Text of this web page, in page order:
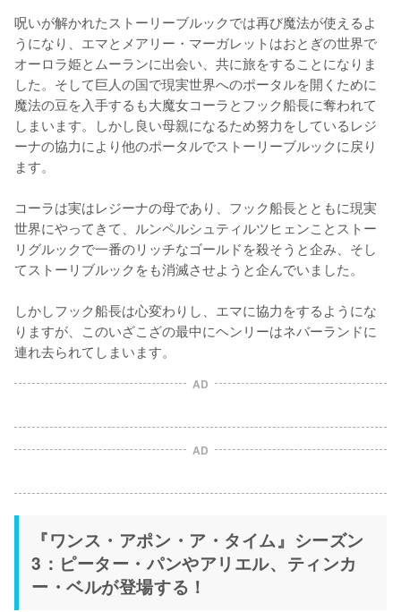
呪いが解かれたストーリーブルックでは再び魔法が使えるよ
うになり、エマとメアリー・マーガレットはおとぎの世界で
オーロラ姫とムーランに出会い、共に旅をすることになりま
した。そして巨人の国で現実世界へのポータルを開くために
魔法の豆を入手するも大魔女コーラとフック船長に奪われて
しまいます。しかし良い母親になるため努力をしているレジ
ーナの協力により他のポータルでストーリーブルックに戻り
ます。
コーラは実はレジーナの母であり、フック船長とともに現実
世界にやってきて、ルンペルシュティルツヒェンことストー
リグルックで一番のリッチなゴールドを殺そうと企み、そし
てストーリブルックをも消滅させようと企んでいました。
しかしフック船長は心変わりし、エマに協力をするようにな
りますが、このいざこざの最中にヘンリーはネバーランドに
AD
AD
『ワンス・アポン・ア・タイム』シーズン
3：ピーター・パンやアリエル、ティンカ
ー・ベルが登場する！